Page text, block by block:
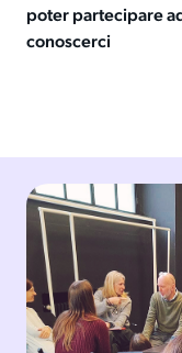
poter partecipare
conoscerci